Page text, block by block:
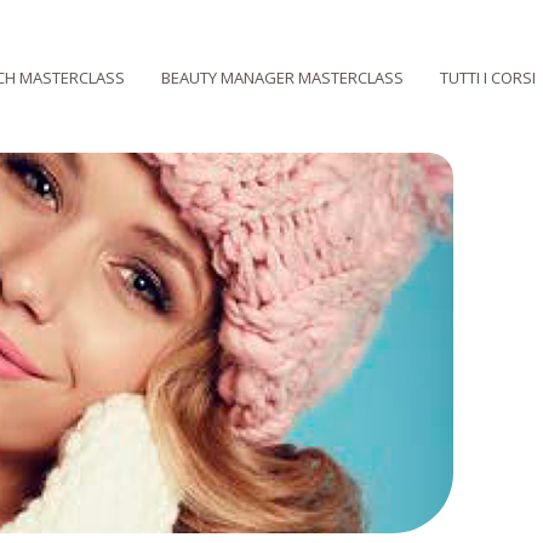
MASTERCLASS BEAUTY MANAGER MASTERCLASS TUTTI I CORSI